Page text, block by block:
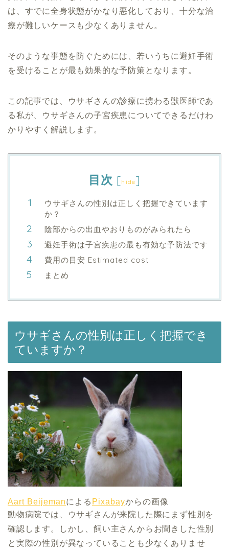
は、すでに全身状態がかなり悪化しており、十分な治
療が難しいケースも少なくありません。
そのような事態を防ぐためには、若いうちに避妊手術
を受けることが最も効果的な予防策となります。
この記事では、ウサギさんの診療に携わる獣医師であ
る私が、ウサギさんの子宮疾患についてできるだけわ
かりやすく解説します。
目次 [hide]
ウサギさんの性別は正しく把握できています
か？
陰部からの出血やおりものがみられたら
避妊手術は子宮疾患の最も有効な予防法です
費用の目安 Estimated cost
まとめ
ウサギさんの性別は正しく把握でき
ていますか？
Aart Beijemanによる Pixabayからの画像
動物病院では、ウサギさんが来院した際にまず性別を
確認します。しかし、飼い主さんからお聞きした性別
と実際の性別が異なっていることも少なくありませ